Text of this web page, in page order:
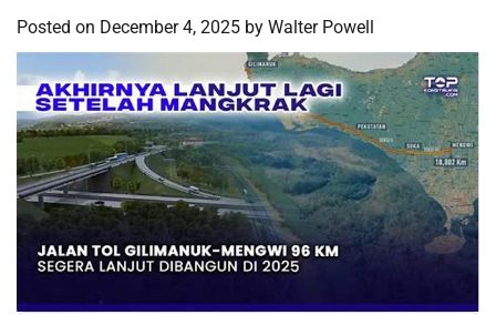
Posted on December 4, 2025 by Walter Powell